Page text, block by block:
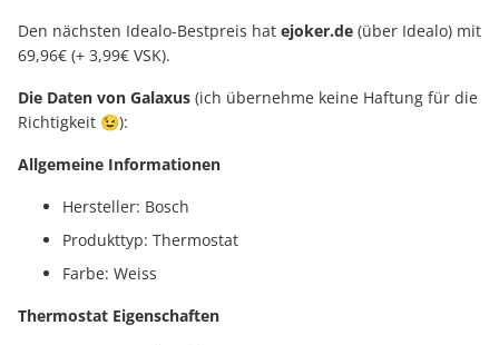
Den nächsten Idealo-Bestpreis hat ejoker.de (über Idealo) mit
69,96€ (+ 3,99€ VSK).
Die Daten von Galaxus (ich übernehme keine Haftung für die
Richtigkeit 😉):
Allgemeine Informationen
Hersteller: Bosch
Produkttyp: Thermostat
Farbe: Weiss
Thermostat Eigenschaften